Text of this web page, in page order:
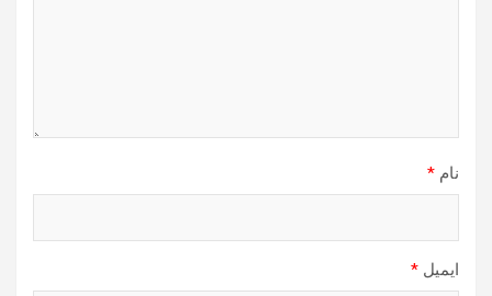
نام *
ایمیل *